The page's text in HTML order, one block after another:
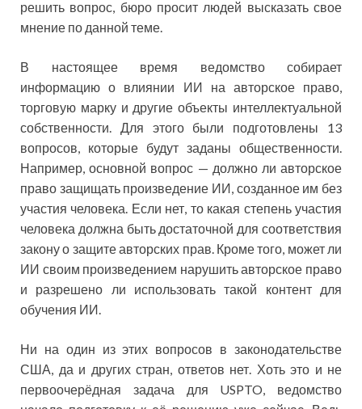
решить вопрос, бюро просит людей высказать свое
мнение по данной теме.
В настоящее время ведомство собирает
информацию о влиянии ИИ на авторское право,
торговую марку и другие объекты интеллектуальной
собственности. Для этого были подготовлены 13
вопросов, которые будут заданы общественности.
Например, основной вопрос — должно ли авторское
право защищать произведение ИИ, созданное им без
участия человека. Если нет, то какая степень участия
человека должна быть достаточной для соответствия
закону о защите авторских прав. Кроме того, может ли
ИИ своим произведением нарушить авторское право
и разрешено ли использовать такой контент для
обучения ИИ.
Ни на один из этих вопросов в законодательстве
США, да и других стран, ответов нет. Хоть это и не
первоочерёдная задача для USPTO, ведомство